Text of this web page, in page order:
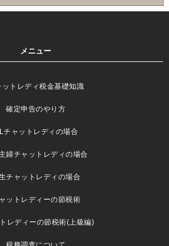
メニュー
ットレディ税金基礎知識
確定申告のやり方
チャットレディの場合
婦チャットレディの場合
チャットレディの場合
ットレディーの節税術
レディーの節税術(上級編)